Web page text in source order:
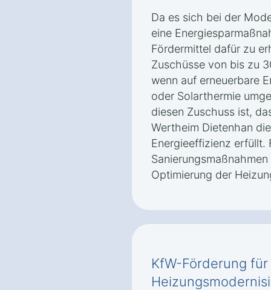
Da es sich bei der
eine
Fördermittel dafür zu
Zuschüsse von bis zu
wenn auf erneuerbare
oder Solarthermie
diesen Zuschuss ist,
Wertheim Dietenhan
Energieeffizienz erfüllt.
Optimierung der
KfW-Förderung für